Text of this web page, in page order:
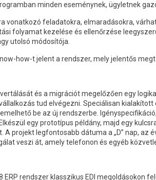
minden eseménynek, ügyletnek
vonatkozó feladatokra, elmaradásokra,
folyamat kezelése és ellenőrzése
utolsó módosítója.
how-t jelent a rendszer, mely jelentős
és a migrációt megelőzően egy
tud elvégezni. Speciálisan
be az új rendszerbe.
egy prototípus példány, majd egy
A projekt legfontosabb dátuma a „D” nap,
veszi át, amely telefonon és egyéb
ERP rendszer klasszikus EDI megoldásokon